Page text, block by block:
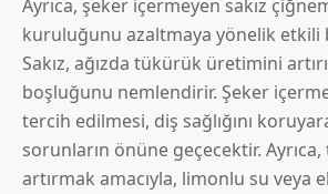
Ayrıca, şeker içermeyen sakız
kuruluğunu azaltmaya yönelik etkili
Sakız, ağızda tükürük üretimini
boşluğunu nemlendirir. Şeker
tercih edilmesi, diş sağlığını
sorunların önüne geçecektir. Ayrıca,
artırmak amacıyla, limonlu su veya